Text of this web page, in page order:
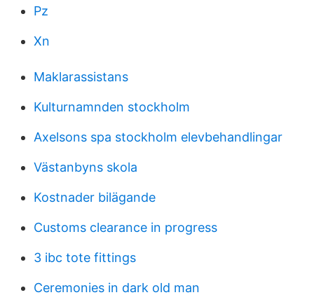
Pz
Xn
Maklarassistans
Kulturnamnden stockholm
Axelsons spa stockholm elevbehandlingar
Västanbyns skola
Kostnader bilägande
Customs clearance in progress
3 ibc tote fittings
Ceremonies in dark old man